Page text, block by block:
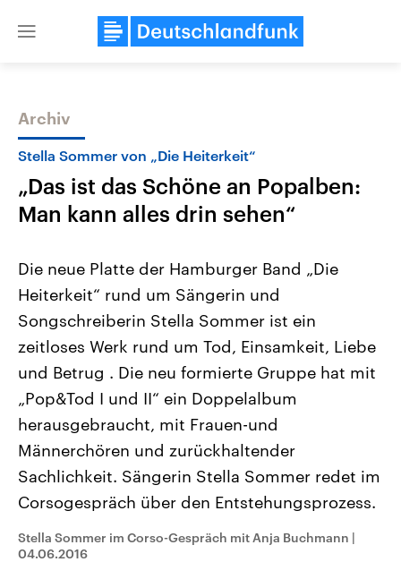
Close
Themen
Landtagswahl Sachsen-Anhalt
2026
Alle Informationen
Sachsen-Anhalt wählt am 6.
September 2026 einen neuen
Landtag. Seit 2021 wird das
Bundesland von einer Koalition aus
CDU, SPD und FDP regiert.-
Umfragen, Prognosen,
Wahlprogramme, aktuelle Berichte
und Hintergründe zu den Parteien
und Kandidaten der anstehenden
Wahl.
Aktuelle Beiträge,
Hintergründe
Wirtschaftlich und
gehören die Vereinigten
den mächtigsten Ländern
mit großem Einfluss auf
Sendungen Programm Podcasts
Audio-Archiv
Archiv
Stella Sommer von „Die Heiterkeit“
„Das ist das Schöne an Popalben:
Man kann alles drin sehen“
Die neue Platte der Hamburger Band „Die
Heiterkeit“ rund um Sängerin und
Songschreiberin Stella Sommer ist ein
zeitloses Werk rund um Tod, Einsamkeit, Liebe
und Betrug . Die neu formierte Gruppe hat mit
„Pop&Tod I und II“ ein Doppelalbum
herausgebraucht, mit Frauen-und
Männerchören und zurückhaltender
Sachlichkeit. Sängerin Stella Sommer redet im
Corsogespräch über den Entstehungsprozess.
Stella Sommer im Corso-Gespräch mit Anja Buchmann |
04.06.2016